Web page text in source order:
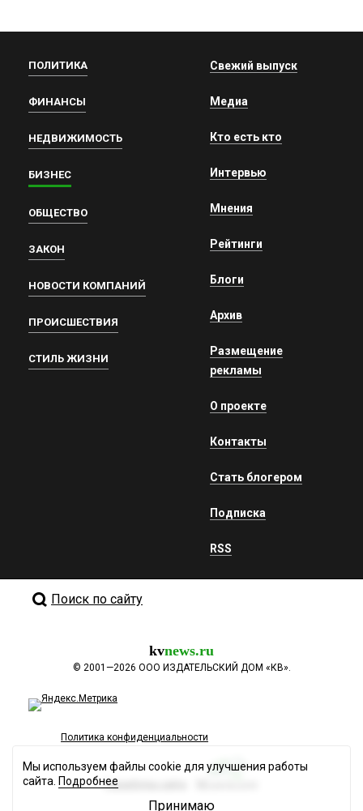
ПОЛИТИКА
ФИНАНСЫ
НЕДВИЖИМОСТЬ
БИЗНЕС
ОБЩЕСТВО
ЗАКОН
НОВОСТИ КОМПАНИЙ
ПРОИСШЕСТВИЯ
СТИЛЬ ЖИЗНИ
Свежий выпуск
Медиа
Кто есть кто
Интервью
Мнения
Рейтинги
Блоги
Архив
Размещение
рекламы
О проекте
Контакты
Стать блогером
Подписка
RSS
Поиск по сайту
kvnews.ru
© 2001—2026 ООО ИЗДАТЕЛЬСКИЙ ДОМ «КВ».
Политика конфиденциальности
Разработка сайта
Мы используем файлы cookie для улучшения работы
сайта. Подробнее
Принимаю